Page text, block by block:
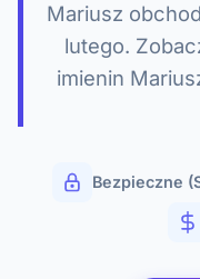
Mariusz
lutego.
imienin
Bezpieczne